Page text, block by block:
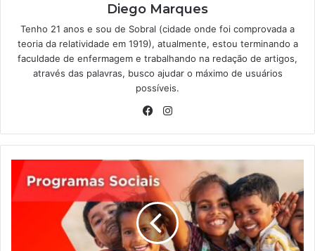
Diego Marques
Tenho 21 anos e sou de Sobral (cidade onde foi comprovada a
teoria da relatividade em 1919), atualmente, estou terminando a
faculdade de enfermagem e trabalhando na redação de artigos,
através das palavras, busco ajudar o máximo de usuários
possíveis.
Facebook
Novos
programas
sociais